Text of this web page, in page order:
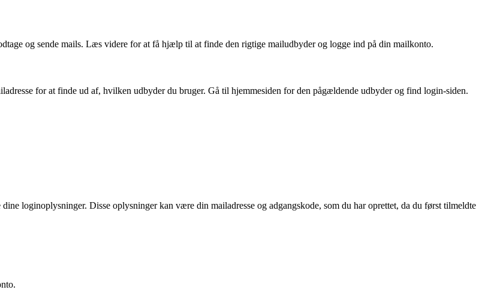
og sende mails. Læs videre for at få hjælp til at finde den rigtige mailudbyder og logge ind på din mailkonto.
for at finde ud af, hvilken udbyder du bruger. Gå til hjemmesiden for den pågældende udbyder og find login-siden.
loginoplysninger. Disse oplysninger kan være din mailadresse og adgangskode, som du har oprettet, da du først tilmeldte